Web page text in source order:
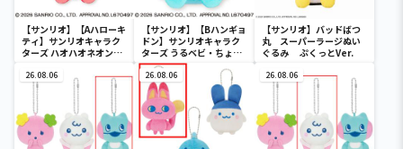
【サンリオ】【Aハローキ
ティ】サンリオキャラク
ターズ ハオハオネオンタ
【サンリオ】【Bハンギョ
ドン】サンリオキャラク
ターズ うるベビ・ちょい
デカドール
【サンリオ】バッドばつ
丸 スーパーラージぬい
ぐるみ ぷくっとVer.
26.08.06 26.08.06 26.08.06